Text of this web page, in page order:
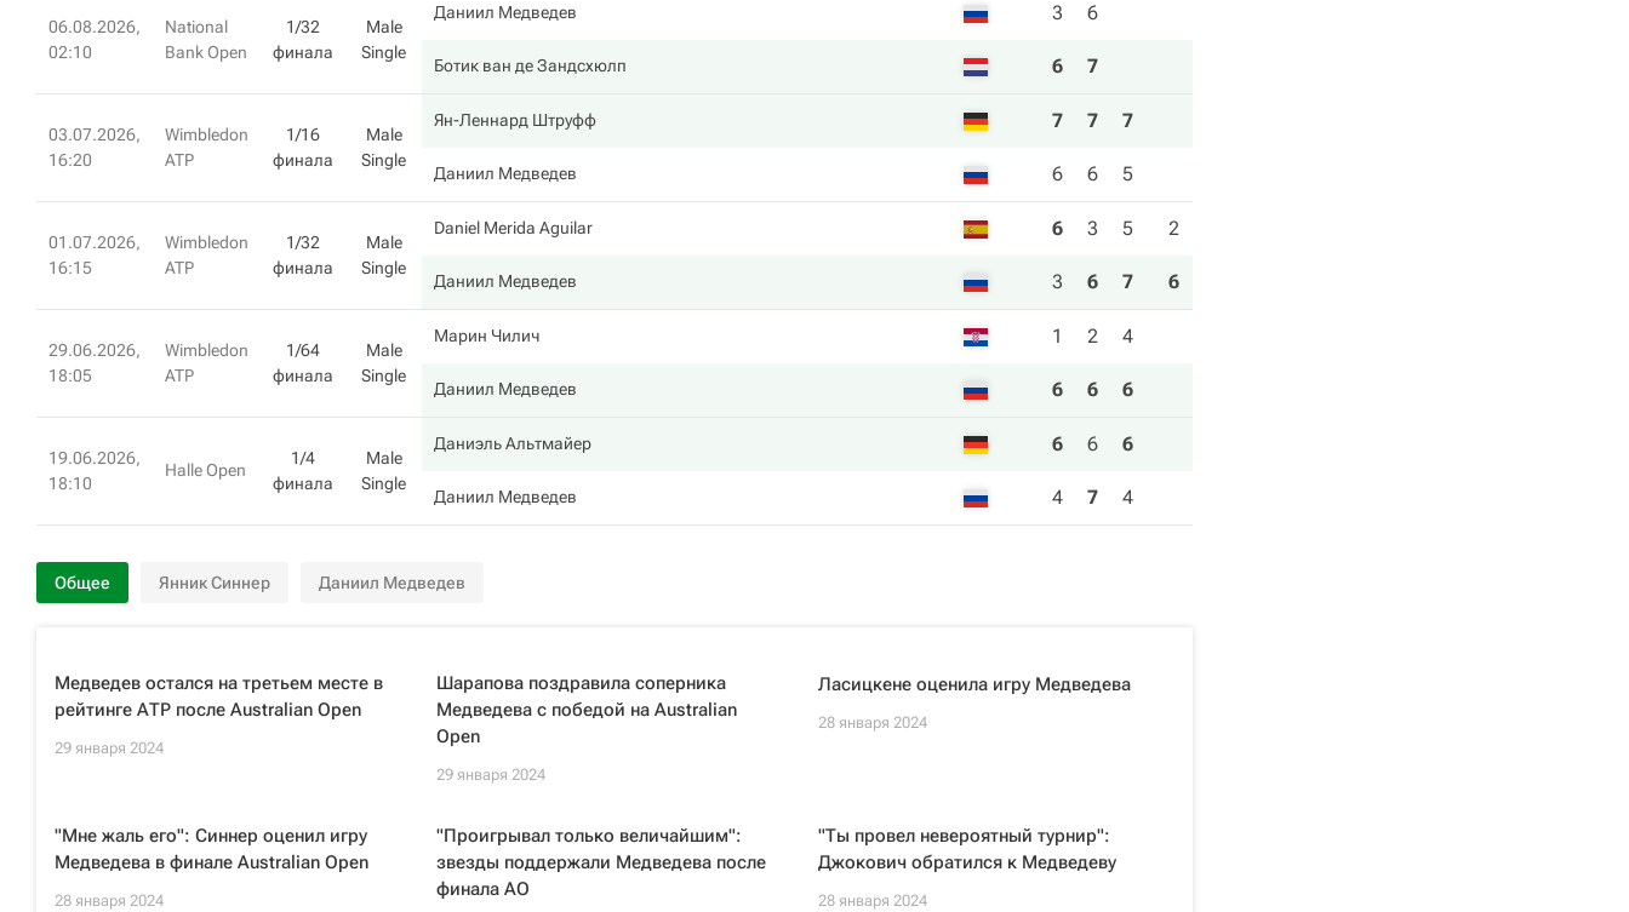
06.08.2026,
02:10
National
Bank Open
1/32
финала
Male
Single
Даниил Медведев 3 6
Ботик ван де Зандсхюлп 6 7
03.07.2026,
16:20
Wimbledon
ATP
1/16
финала
Male
Single
Ян-Леннард Штруфф 7 7 7
Даниил Медведев 6 6 5
01.07.2026,
16:15
Wimbledon
ATP
1/32
финала
Male
Single
Daniel Merida Aguilar 6 3 5 2
Даниил Медведев 3 6 7 6
29.06.2026,
18:05
Wimbledon
ATP
1/64
финала
Male
Single
Марин Чилич 1 2 4
Даниил Медведев 6 6 6
19.06.2026,
18:10
Halle Open
1/4
финала
Male
Single
Даниэль Альтмайер 6 6 6
Даниил Медведев 4 7 4
Общее Янник Синнер Даниил Медведев
Медведев остался на третьем месте в
рейтинге АТР после Australian Open
29 января 2024
Шарапова поздравила соперника
Медведева с победой на Australian
Open
29 января 2024
Ласицкене оценила игру Медведева
28 января 2024
"Мне жаль его": Синнер оценил игру
Медведева в финале Australian Open
28 января 2024
"Проигрывал только величайшим":
звезды поддержали Медведева после
финала АО
"Ты провел невероятный турнир":
Джокович обратился к Медведеву
28 января 2024